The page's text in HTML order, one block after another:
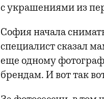
с украшениями из
София начала
специалист сказал
еще одному
брендам. И вот так